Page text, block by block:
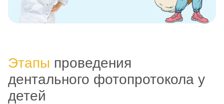
Этапы проведения
дентального фотопротокола у
детей